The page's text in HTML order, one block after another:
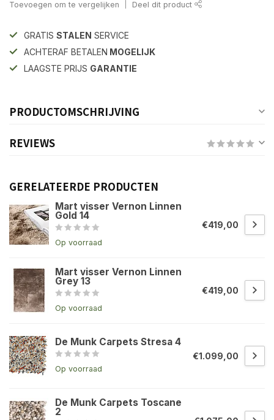
Toevoegen om te vergelijken Deel dit product
GRATIS STALEN SERVICE
ACHTERAF BETALEN MOGELIJK
LAAGSTE PRIJS GARANTIE
PRODUCTOMSCHRIJVING
REVIEWS
GERELATEERDE PRODUCTEN
Mart visser Vernon Linnen
Gold 14
Op voorraad
€419,00
Mart visser Vernon Linnen
Grey 13
Op voorraad
€419,00
De Munk Carpets Stresa 4
Op voorraad
€1.099,00
De Munk Carpets Toscane
2